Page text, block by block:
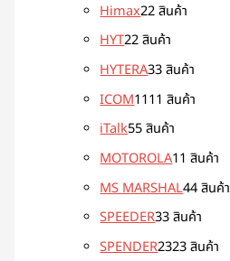
Himax22 สินค้า
HYT22 สินค้า
HYTERA33 สินค้า
ICOM1111 สินค้า
iTalk55 สินค้า
MOTOROLA11 สินค้า
MS MARSHAL44 สินค้า
SPEEDER33 สินค้า
SPENDER2323 สินค้า